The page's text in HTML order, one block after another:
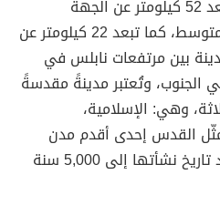
مميز؛ إذ تقع المدينة على بعد 52 كيلومتر عن الجهة
الشرقية من البحر الأبيض المتوسط، كما تبعد 22 كيلومتر عن
بين مرتفعات نابلس في
الجنوب، وتُعتبر مدينةً مقدسةً
وهي: الإسلامية،
القدس إحدى أقدم مدن
الأرض في التاريخ، حيث يعود تاريخ نشأتها إلى 5,000 سنة